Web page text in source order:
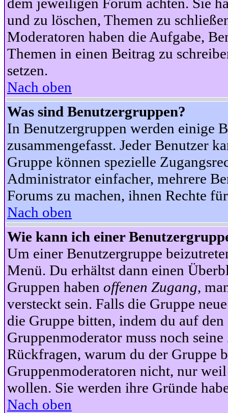
und zu löschen, Themen zu
Moderatoren haben die Aufgabe,
Themen in einen Beitrag zu
setzen.
Nach oben
Was sind Benutzergruppen?
In Benutzergruppen werden einige
zusammengefasst. Jeder Benutzer
Gruppe können spezielle
Administrator einfacher, mehrere
Forums zu machen, ihnen Rechte
Nach oben
Wie kann ich einer
Um einer Benutzergruppe
Menü. Du erhältst dann einen
Gruppen haben offenen Zugang,
versteckt sein. Falls die Gruppe
die Gruppe bitten, indem du auf
Gruppenmoderator muss noch
Rückfragen, warum du der Gruppe
Gruppenmoderatoren nicht, nur
wollen. Sie werden ihre Gründe
Nach oben